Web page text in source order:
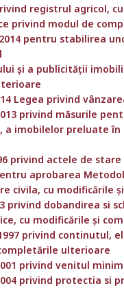
registrul agricol,
privind modul de
pentru stabilirea
și a publicității
Legea privind
privind măsurile
a imobilelor preluate
privind actele de
aprobarea
civila, cu modificările
privind dobandirea
cu modificările și
1997 privind
ulterioare
privind venitul
privind protectia si